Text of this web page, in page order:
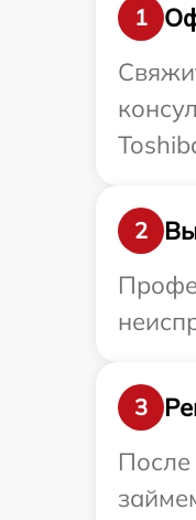
1
2
3
После